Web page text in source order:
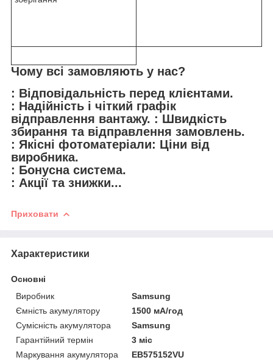
Чому всі замовляють у нас?
: Відповідальність перед клієнтами.
: Надійність і чіткий графік
відправлення вантажу. : Швидкість
збирання та відправлення замовлень.
: Якісні фотоматеріали: Ціни від
виробника.
: Бонусна система.
: Акції та знижки...
Приховати
Характеристики
Основні
Виробник
Samsung
Ємність акумулятору
1500 мА/год
Сумісність акумулятора
Samsung
Гарантійний термін
3 міс
Маркування акумулятора
EB575152VU